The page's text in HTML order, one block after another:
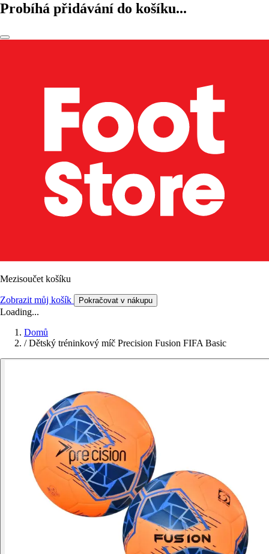
Probíhá přidávání do košíku...
Mezisoučet košíku
Zobrazit můj košík Pokračovat v nákupu
Loading...
Domů
/ Dětský tréninkový míč Precision Fusion FIFA Basic